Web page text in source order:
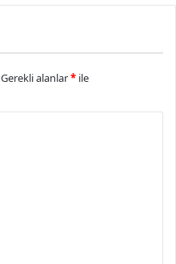
Gerekli alanlar* ile